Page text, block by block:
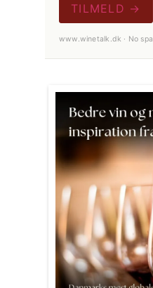
TILMELD →
www.winetalk.dk · No